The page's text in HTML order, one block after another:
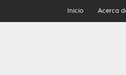
Inicio Acerca